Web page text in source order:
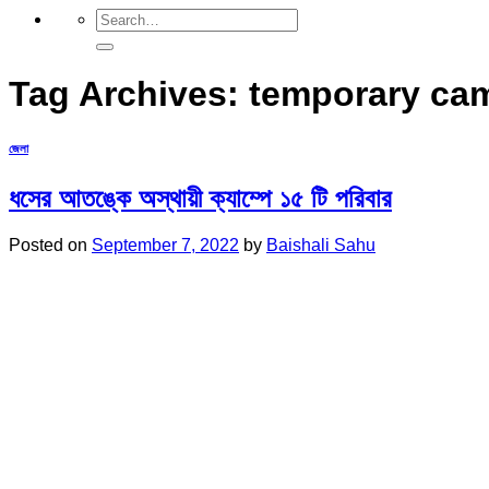
Tag Archives: temporary
জেলা
ধসের আতঙ্কে অস্থায়ী ক্যাম্পে ১৫ টি পরিবার
Posted on September 7, 2022 by Baishali Sahu